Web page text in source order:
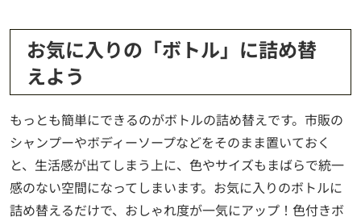
お気に入りの「ボトル」に詰め替
えよう
もっとも簡単にできるのがボトルの詰め替えです。市販の
シャンプーやボディーソープなどをそのまま置いておく
と、生活感が出てしまう上に、色やサイズもまばらで統一
感のない空間になってしまいます。お気に入りのボトルに
詰め替えるだけで、おしゃれ度が一気にアップ！色付きボ